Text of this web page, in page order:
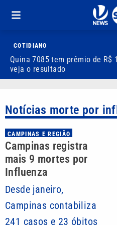
COTIDIANO
Quina 7085 tem prêmio de R$
veja o resultado
Notícias morte por
CAMPINAS E REGIÃO
Campinas registra
mais 9 mortes por
Influenza
Desde janeiro,
Campinas contabiliza
241 casos e 23 óbitos